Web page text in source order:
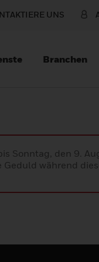
UNS
Branchen
Sonntag, den 9.
während